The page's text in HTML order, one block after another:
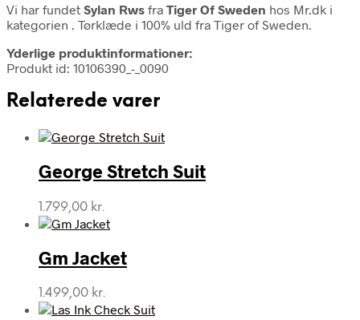
Vi har fundet Sylan Rws fra Tiger Of Sweden hos Mr.dk i
kategorien . Tørklæde i 100% uld fra Tiger of Sweden.
Yderlige produktinformationer:
Produkt id: 10106390_-_0090
Relaterede varer
George Stretch Suit
1.799,00 kr.
Gm Jacket
1.499,00 kr.